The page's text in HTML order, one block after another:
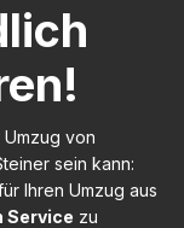
von
sein kann:
Ihren Umzug aus
Service zu